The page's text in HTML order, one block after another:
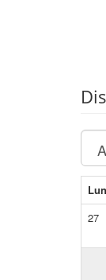
Lun
27